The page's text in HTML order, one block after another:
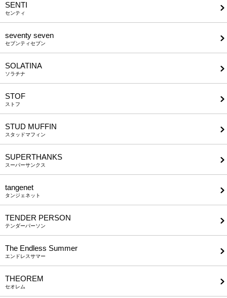
SENTI
センティ
seventy seven
セブンティセブン
SOLATINA
ソラチナ
STOF
ストフ
STUD MUFFIN
スタッドマフィン
SUPERTHANKS
スーパーサンクス
tangenet
タンジェネット
TENDER PERSON
テンダーパーソン
The Endless Summer
エンドレスサマー
THEOREM
セオレム